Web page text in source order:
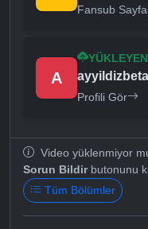
Fansub
A ayyildizbeta
Profili Gör
Video yüklenmiyor
Sorun Bildirbutonunu
Tüm Bölümler